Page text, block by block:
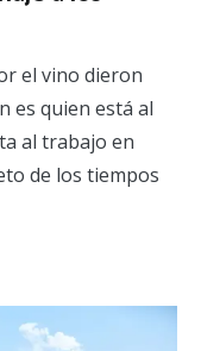
el vino dieron
es quien está al
al trabajo en
de los tiempos